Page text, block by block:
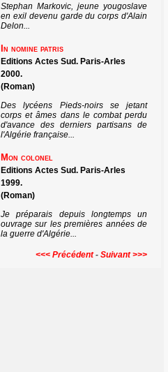
Stephan Markovic, jeune yougoslave
en exil devenu garde du corps d'Alain
Delon...
In nomine patris
Editions Actes Sud. Paris-Arles
2000.
(Roman)
Des lycéens Pieds-noirs se jetant
corps et âmes dans le combat perdu
d'avance des derniers partisans de
l'Algérie française...
Mon colonel
Editions Actes Sud. Paris-Arles
1999.
(Roman)
Je préparais depuis longtemps un
ouvrage sur les premières années de
la guerre d'Algérie...
<<< Précédent- Suivant >>>